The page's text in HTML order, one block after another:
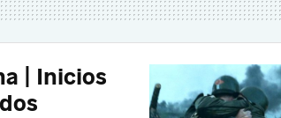
| Inicios